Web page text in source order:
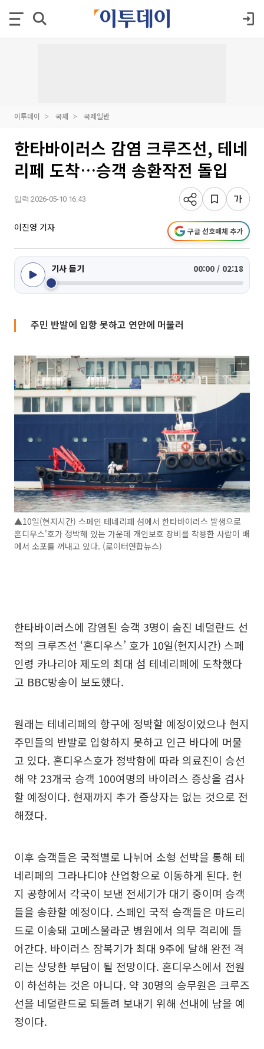
이투데이 국제 국제일반
한타바이러스 감염 크루즈선, 테네
리페 도착…승객 송환작전 돌입
입력 2026-05-10 16:43
이진영 기자 구글 선호매체 추가
기사 듣기 00:00 / 02:18
주민 반발에 입항 못하고 연안에 머물러
▲10일(현지시간) 스페인 테네리페 섬에서 한타바이러스 발생으로
혼디우스'호가 정박해 있는 가운데 개인보호 장비를 착용한 사람이 배
에서 소포를 꺼내고 있다. (로이터연합뉴스)
한타바이러스에 감염된 승객 3명이 숨진 네덜란드 선
적의 크루즈선 ‘혼디우스’ 호가 10일(현지시간) 스페
인령 카나리아 제도의 최대 섬 테네리페에 도착했다
고 BBC방송이 보도했다.
원래는 테네리페의 항구에 정박할 예정이었으나 현지
주민들의 반발로 입항하지 못하고 인근 바다에 머물
고 있다. 혼디우스호가 정박함에 따라 의료진이 승선
해 약 23개국 승객 100여명의 바이러스 증상을 검사
할 예정이다. 현재까지 추가 증상자는 없는 것으로 전
해졌다.
이후 승객들은 국적별로 나뉘어 소형 선박을 통해 테
네리페의 그라나디야 산업항으로 이동하게 된다. 현
지 공항에서 각국이 보낸 전세기가 대기 중이며 승객
들을 송환할 예정이다. 스페인 국적 승객들은 마드리
드로 이송돼 고메스울라군 병원에서 의무 격리에 들
어간다. 바이러스 잠복기가 최대 9주에 달해 완전 격
리는 상당한 부담이 될 전망이다. 혼디우스에서 전원
이 하선하는 것은 아니다. 약 30명의 승무원은 크루즈
선을 네덜란드로 되돌려 보내기 위해 선내에 남을 예
정이다.